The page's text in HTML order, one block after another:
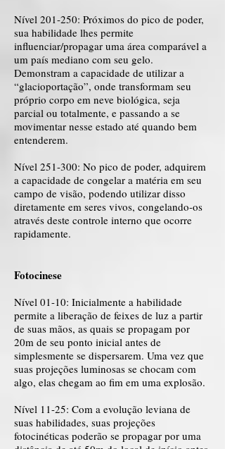
Nível 201-250: Próximos do pico de poder,
sua habilidade lhes permite
influenciar/propagar uma área comparável a
um país mediano com seu gelo.
Demonstram a capacidade de utilizar a
“glacioportação”, onde transformam seu
próprio corpo em neve biológica, seja
parcial ou totalmente, e passando a se
movimentar nesse estado até quando bem
entenderem.
Nível 251-300: No pico de poder, adquirem
a capacidade de congelar a matéria em seu
campo de visão, podendo utilizar disso
diretamente em seres vivos, congelando-os
através deste controle interno que ocorre
rapidamente.
Fotocinese
Nível 01-10: Inicialmente a habilidade
permite a liberação de feixes de luz a partir
de suas mãos, as quais se propagam por
20m de seu ponto inicial antes de
simplesmente se dispersarem. Uma vez que
suas projeções luminosas se chocam com
algo, elas chegam ao fim em uma explosão.
Nível 11-25: Com a evolução leviana de
suas habilidades, suas projeções
fotocinéticas poderão se propagar por uma